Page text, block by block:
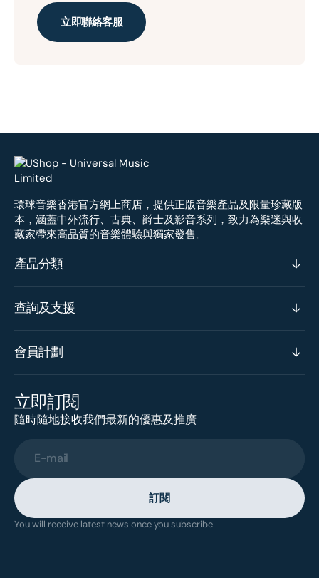
立即聯絡客服
環球音樂香港官方網上商店，提供正版音樂產品及限量珍藏版
本，涵蓋中外流行、古典、爵士及影音系列，致力為樂迷與收
藏家帶來高品質的音樂體驗與獨家發售。
產品分類
查詢及支援
會員計劃
立即訂閱
隨時隨地接收我們最新的優惠及推廣
E-mail
訂閱
You will receive latest news once you subscribe